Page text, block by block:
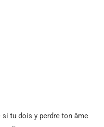
tu dois y perdre ton âme